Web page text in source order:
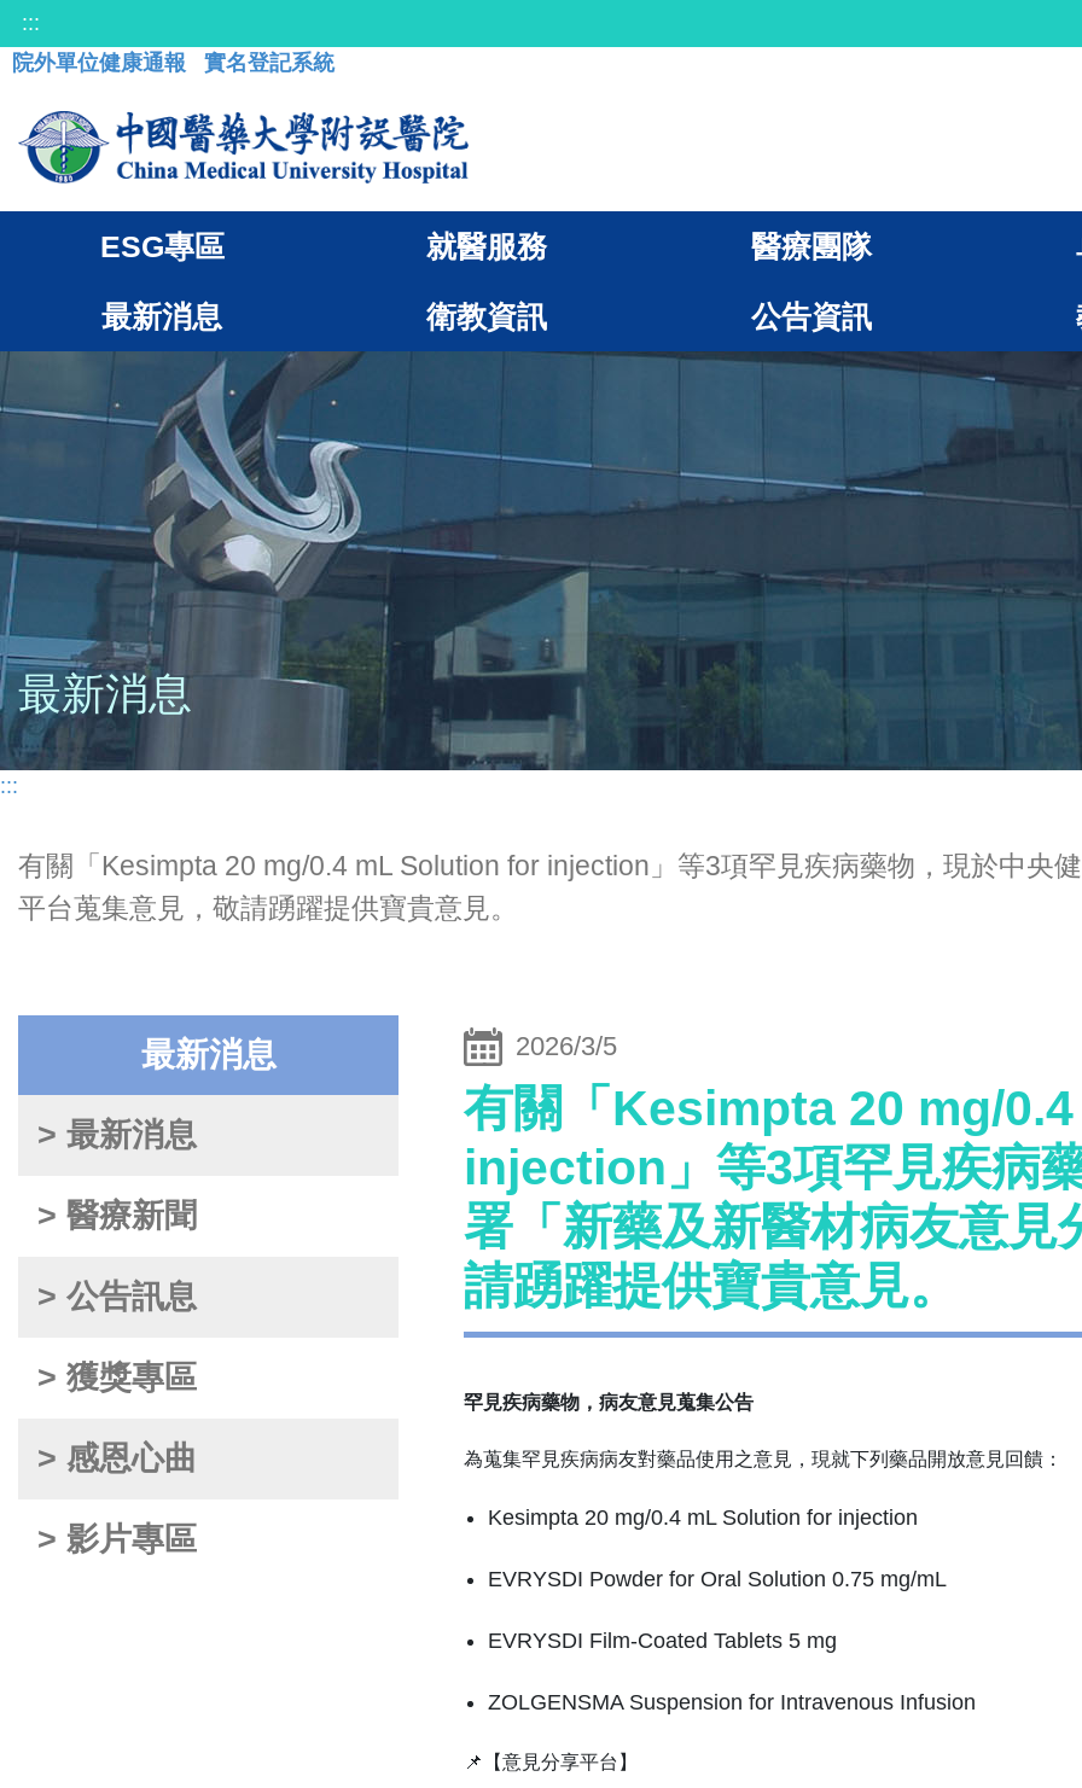
:::
院外單位健康通報
實名登記系統
ESG專區 就醫服務 醫療團隊
最新消息 衛教資訊 公告資訊
最新消息
:::
有關「Kesimpta 20 mg/0.4 mL Solution for injection」等3項罕見疾病藥物，現於中央
平台蒐集意見，敬請踴躍提供寶貴意見。
最新消息
> 最新消息
> 醫療新聞
> 公告訊息
> 獲獎專區
> 感恩心曲
> 影片專區
2026/3/5
有關「Kesimpta 20 mg/
injection」等3項罕見疾病
署「新藥及新醫材病友意見
請踴躍提供寶貴意見。
罕見疾病藥物，病友意見蒐集公告
為蒐集罕見疾病病友對藥品使用之意見，現就下列藥品開放意見回饋：
Kesimpta 20 mg/0.4 mL Solution for injection
EVRYSDI Powder for Oral Solution 0.75 mg/mL
EVRYSDI Film-Coated Tablets 5 mg
ZOLGENSMA Suspension for Intravenous Infusion
📌【意見分享平台】